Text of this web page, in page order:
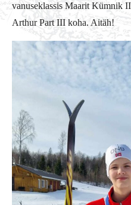
vanuseklassis Maarit Kümnik
Arthur Part III koha. Aitäh!